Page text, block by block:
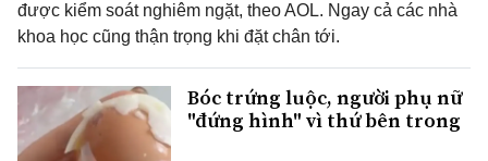
được kiểm soát nghiêm ngặt, theo AOL. Ngay cả các nhà
khoa học cũng thận trọng khi đặt chân tới.
Bóc trứng luộc, người phụ nữ
"đứng hình" vì thứ bên trong